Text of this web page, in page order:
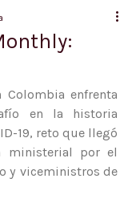
enfrenta
en la historia
19, reto que llegó
ministerial por el
y viceministros de